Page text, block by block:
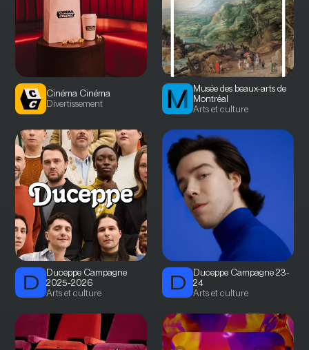
Cinéma Cinéma
Divertissement
Musée des beaux-arts de
Montréal
Arts et culture
Duceppe Campagne
2025-2026
Arts et culture
Duceppe Campagne 23-
24
Arts et culture